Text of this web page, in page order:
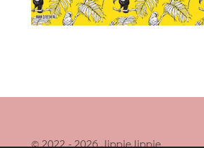
© 2022 - 2026 JippieJippie